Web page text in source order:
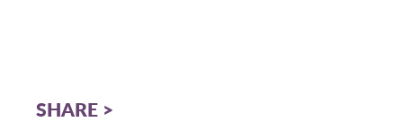
SHARE